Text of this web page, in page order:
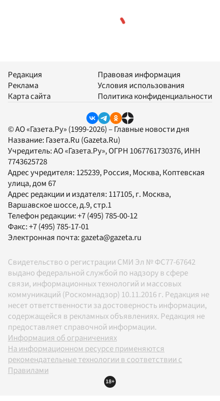
Редакция
Реклама
Карта сайта
Правовая информация
Условия использования
Политика конфиденциальности
© АО «Газета.Ру» (1999-2026) – Главные новости дня
Название: Газета.Ru (Gazeta.Ru)
Учредитель:АО «Газета.Ру», ОГРН 1067761730376, ИНН
7743625728
Адрес учредителя: 125239, Россия, Москва, Коптевская
улица, дом 67
Адрес редакции и издателя: 117105, г. Москва,
Варшавское шоссе, д.9, стр.1
Телефон редакции:+7 (495) 785-00-12
Факс:+7 (495) 785-17-01
Электронная почта: gazeta@gazeta.ru
Свидетельство о регистрации СМИ Эл № ФС77-67642
выдано федеральной службой по надзору в сфере
связи, информационных технологий и массовых
коммуникаций (Роскомнадзор) 10.11.2016 г. Редакция не
несет ответственности за достоверность информации,
содержащейся в рекламных объявлениях. Редакция не
предоставляет справочной информации.
Информация об ограничениях
На информационном ресурсе применяются
рекомендательные технологии в соответствии с
Правилами
18+